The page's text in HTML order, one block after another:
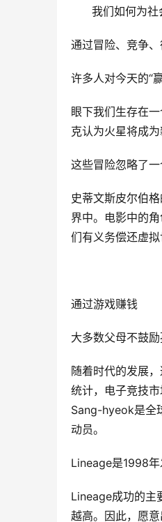
我们如何为社
通过冒险、竞争
许多人对今天的“
眼下我们生存在
克认为火星将成
这些冒险忽略了
史蒂文斯皮尔伯
界中。电影中的
们有义务偿还虚
通过游戏赚钱
大多数父母不鼓
随着时代的发展
统计，电子竞技
Sang-hyeok是全
动员。
Lineage是1998年
Lineage成功的主
越高。因此，愿